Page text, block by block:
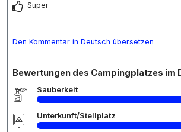
Super
Den Kommentar in Deutsch übersetzen
Bewertungen des Campingplatzes im
Sauberkeit
Unterkunft/Stellplatz